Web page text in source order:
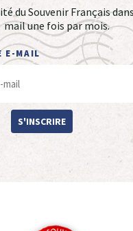
du Souvenir Français
mail une fois par mois.
E-MAIL
S'INSCRIRE